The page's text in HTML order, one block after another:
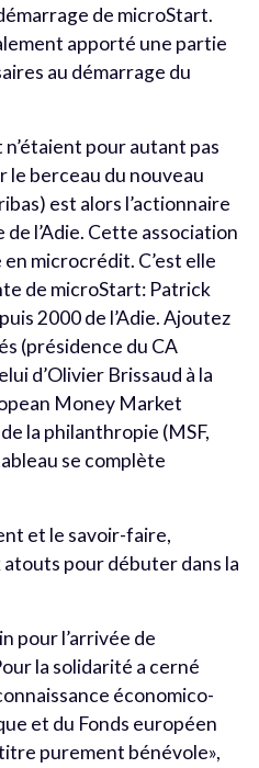
de microStart.
apporté une partie
au démarrage du
pour autant pas
le berceau du nouveau
est alors l’actionnaire
l’Adie. Cette association
microcrédit. C’est elle
de microStart: Patrick
2000 de l’Adie. Ajoutez
(présidence du CA
d’Olivier Brissaud à la
Money Market
la philanthropie (MSF,
se complète
et le savoir-faire,
pour débuter dans la
pour l’arrivée de
la solidarité a cerné
économico-
et du Fonds européen
purement bénévole»,